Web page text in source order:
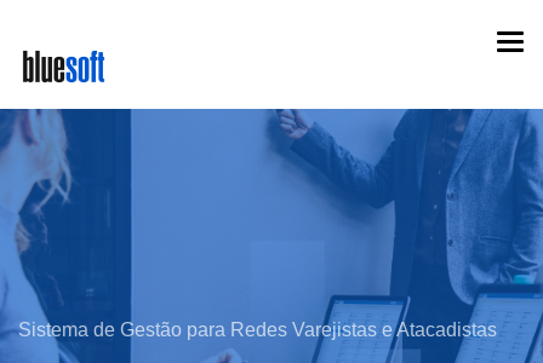
main
content
Sistema de Gestão para Redes Varejistas e Atacadistas